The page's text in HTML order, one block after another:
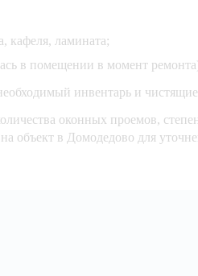
кафеля, ламината;
в помещении в момент
инвентарь и чистящие
оконных проемов,
в Домодедово для